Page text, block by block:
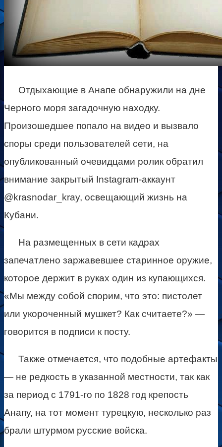
Отдыхающие в Анапе обнаружили на дне
Черного моря загадочную находку.
Произошедшее попало на видео и вызвало
споры среди пользователей сети, на
опубликованный очевидцами ролик обратил
внимание закрытый Instagram-аккаунт
@krasnodar_kray, освещающий жизнь на
Кубани.
На размещенных в сети кадрах
запечатлено заржавевшее старинное оружие,
которое держит в руках один из купающихся.
«Мы между собой спорим, что это: пистолет
или укороченный мушкет? Как считаете?» —
говорится в подписи к посту.
Также отмечается, что подобные артефакты
— не редкость в указанной местности, так как
за период с 1791-го по 1828 год крепость
Анапу, на тот момент турецкую, несколько раз
брали штурмом русские войска.